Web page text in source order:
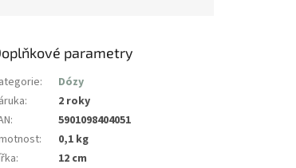
parametry
:
Dózy
:
2 roky
:
5901098404051
:
0,1 kg
:
12 cm